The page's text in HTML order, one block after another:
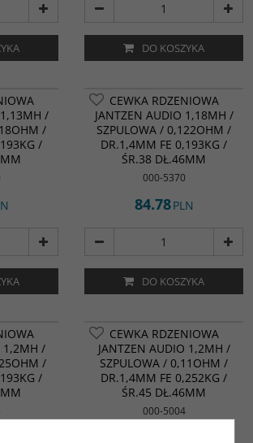
DO KOSZYKA
/
/
/
CEWKA RDZENIOWA
JANTZEN AUDIO 1,18MH /
SZPULOWA / 0,122OHM /
DR.1,4MM FE 0,193KG /
ŚR.38 DŁ.46MM
000-5370
84.78PLN
DO KOSZYKA
1,2MH /
/
/
CEWKA RDZENIOWA
JANTZEN AUDIO 1,2MH /
SZPULOWA / 0,11OHM /
DR.1,4MM FE 0,252KG /
ŚR.45 DŁ.46MM
000-5004